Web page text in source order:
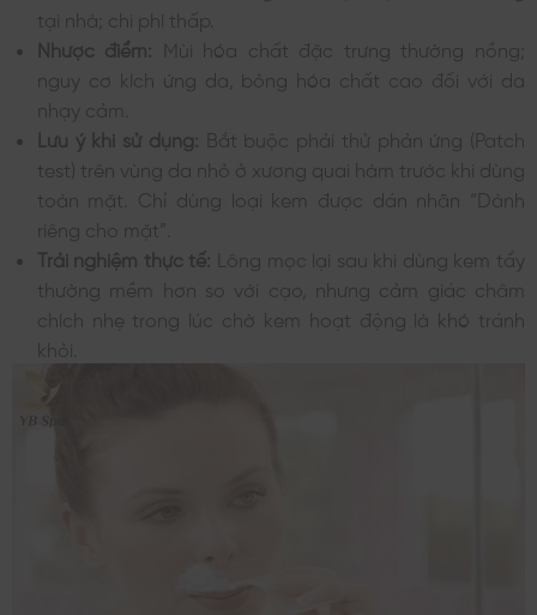
tại nhà; chi phí thấp.
Nhược điểm:
Mùi hóa chất đặc trưng thường nồng;
nguy cơ kích ứng da, bỏng hóa chất cao đối với da
nhạy cảm.
Lưu ý khi sử dụng: Bắt buộc phải thử phản ứng (Patch
test) trên vùng da nhỏ ở xương quai hàm trước khi dùng
toàn mặt. Chỉ dùng loại kem được dán nhãn “Dành
riêng cho mặt”.
Trải nghiệm thực tế:
Lông mọc lại sau khi dùng kem tẩy
thường mềm hơn so với cạo, nhưng cảm giác châm
chích nhẹ trong lúc chờ kem hoạt động là khó tránh
khỏi.